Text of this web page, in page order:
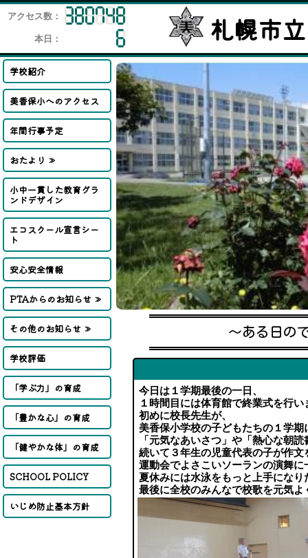
札幌市
アクセス数：
本日：
学校紹介
美香保小へのアクセス
年間行事予定
おたより ≫
小中一貫した教育グラ
ンドデザイン
エコスクール宣言シー
ト
安心安全情報
PTAからのお知らせ ≫
その他のお知らせ ≫
学校評価
「学ぶ力」の育成
「豊かな心」の育成
「健やかな体」の育成
SCHOOL POLICY
いじめ防止基本方針
～ある日の
今日は１学期最後の一日、
１時間目には体育館で終業式を行い
初めに校長先生が、
美香保小学校の子どもたちの１学
「元気なあいさつ」や「熱心な朝
続いて３年生の児童代表の子が作文
運動会でよさこいソーランの演舞
夏休みには水泳をもっと上手にな
最後に全校のみんなで校歌を元気